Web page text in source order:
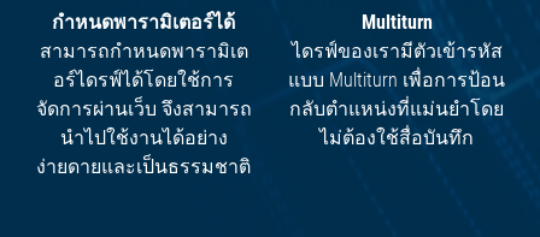
กำหนดพารามิเตอร์ได้
สามารถกำหนดพารามิเต
อร์ไดรฟ์ได้โดยใช้การ
จัดการผ่านเว็บ จึงสามารถ
นำไปใช้งานได้อย่าง
ง่ายดายและเป็นธรรมชาติ
Multiturn
ไดรฟ์ของเรามีตัวเข้ารหัส
แบบ Multiturn เพื่อการป้อน
กลับตำแหน่งที่แม่นยำโดย
ไม่ต้องใช้สื่อบันทึก